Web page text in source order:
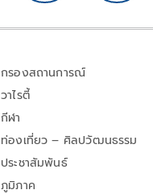
กรองสถานการณ์
วาไรตี้
กีฬา
ท่องเที่ยว – ศิลปวัฒนธรรม
ประชาสัมพันธ์
ภูมิภาค